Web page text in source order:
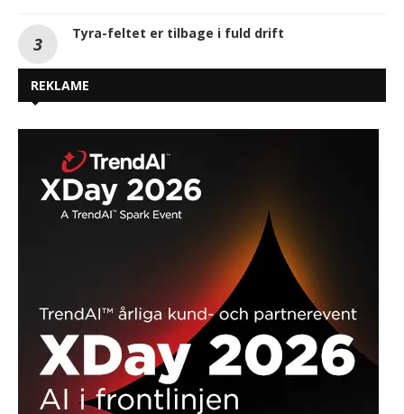
Tyra-feltet er tilbage i fuld drift
REKLAME